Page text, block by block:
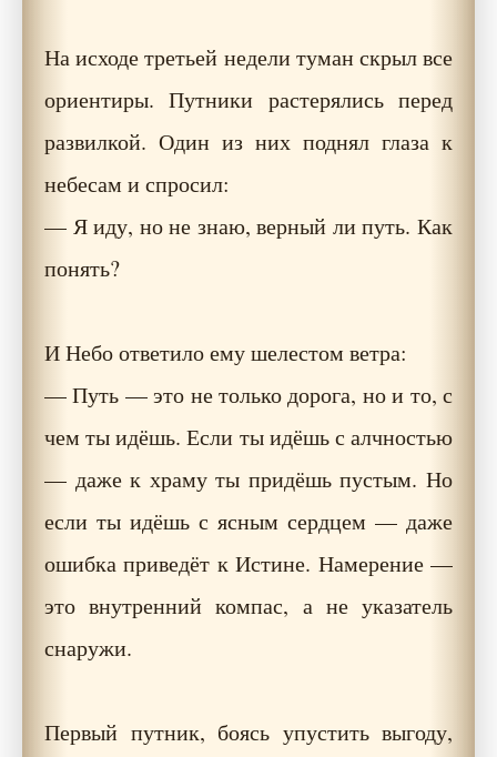
На исходе третьей недели туман скрыл все
ориентиры. Путники растерялись перед
развилкой. Один из них поднял глаза к
небесам и спросил:
— Я иду, но не знаю, верный ли путь. Как
понять?
И Небо ответило ему шелестом ветра:
— Путь — это не только дорога, но и то, с
чем ты идёшь. Если ты идёшь с алчностью
— даже к храму ты придёшь пустым. Но
если ты идёшь с ясным сердцем — даже
ошибка приведёт к Истине. Намерение —
это внутренний компас, а не указатель
снаружи.
Первый путник, боясь упустить выгоду,